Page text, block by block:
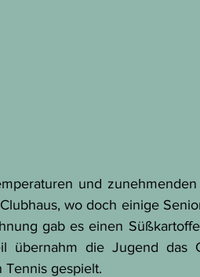
und
wo doch einige
gab es einen
übernahm die Jugend das
Tennis gespielt.